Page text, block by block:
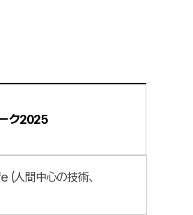
ク2025
間中心の技術、